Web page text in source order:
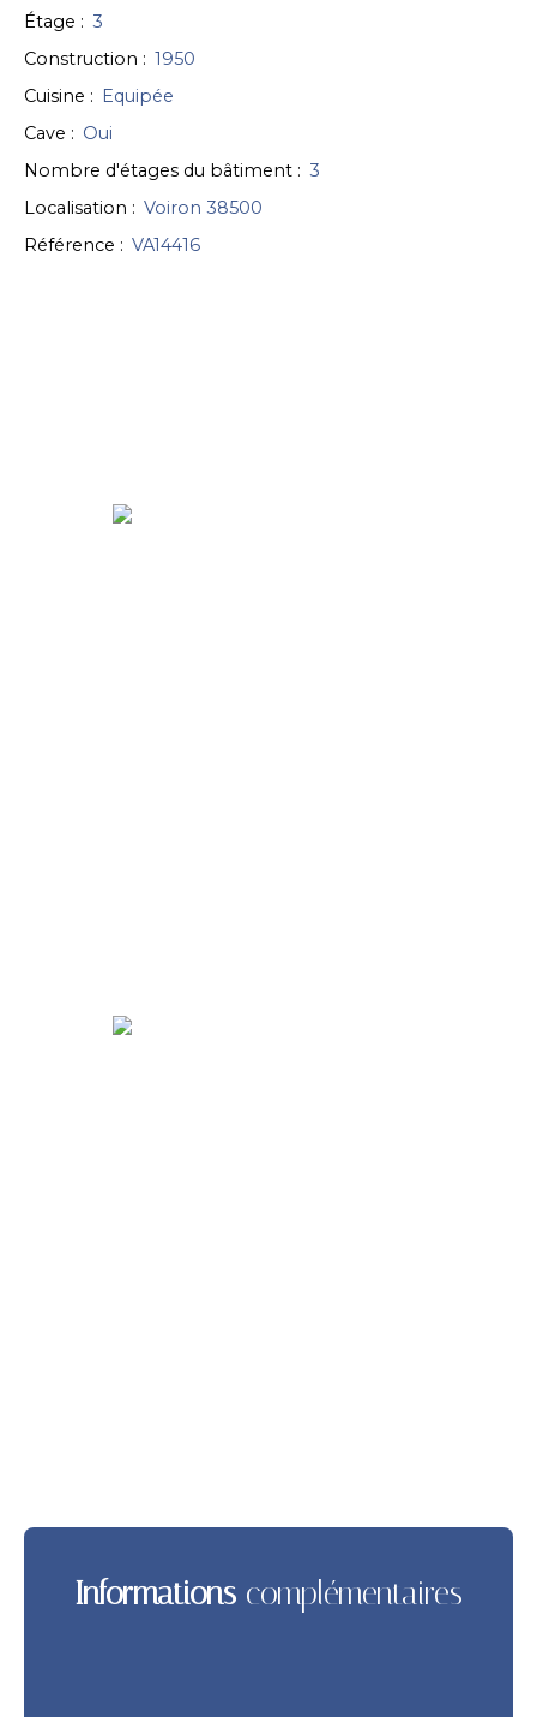
Étage : 3
Construction : 1950
Cuisine : Equipée
Cave : Oui
Nombre d'étages du bâtiment : 3
Localisation : Voiron 38500
Référence : VA14416
Informations complémentaires